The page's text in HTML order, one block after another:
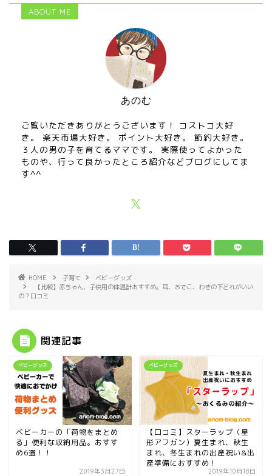
ABOUT ME
あのむ
ご覧いただきありがとうございます！ コストコ大好
き。 楽天市場大好き。 ポイント大好き。 節約大好き。
３人の男の子を育てるママです。 実際使ってよかった
ものや、行って良かったところ紹介などブログにしてま
す^^
HOME 子育て
ベビーグッズ
【比較】赤ちゃん、子供用の体温計おすすめ。耳、おでこ、わきの下どれがいい
の？口コミ
関連記事
ベビーグッズ
ベビーカーの「荷物をまとめ
る」便利な収納用品。おすす
め6選！！
2019年3月27日
ベビーグッズ
【口コミ】スターラップ（星
形アフガン）夏生まれ、秋生
まれ、冬生まれの出産祝い&出
産準備におすすめ！
2019年10月18日